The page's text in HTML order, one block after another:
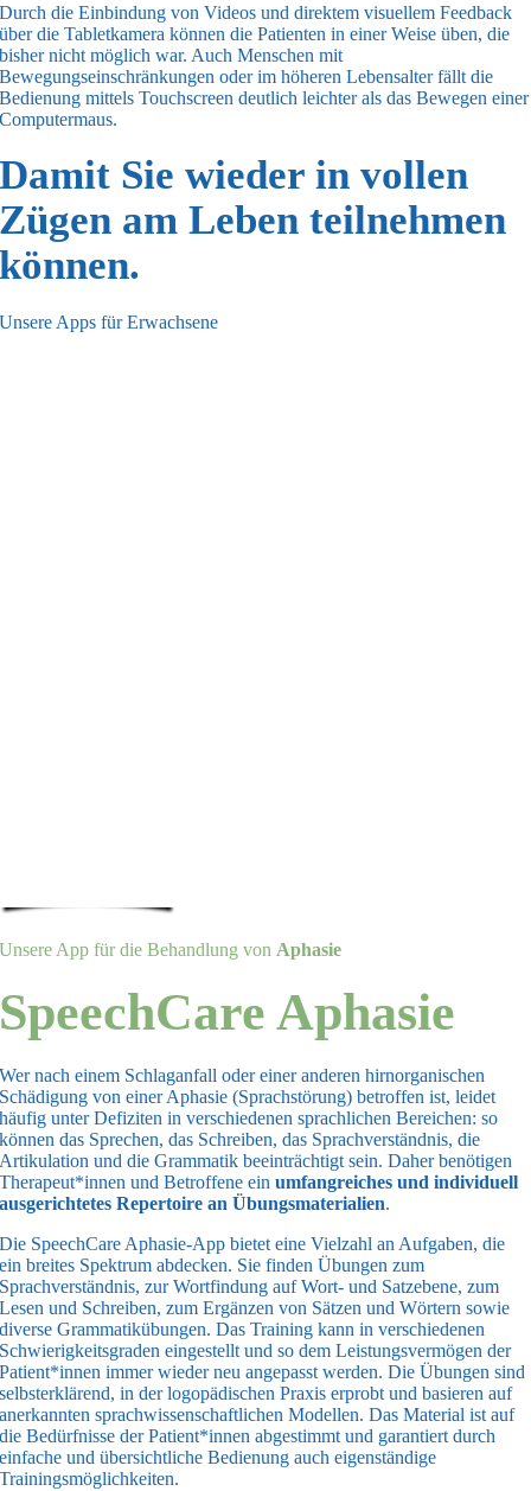
Durch die Einbindung von Videos und direktem visuellem Feedback
über die Tabletkamera können die Patienten in einer Weise üben, die
bisher nicht möglich war. Auch Menschen mit
Bewegungseinschränkungen oder im höheren Lebensalter fällt die
Bedienung mittels Touchscreen deutlich leichter als das Bewegen einer
Computermaus.
Damit Sie wieder in vollen
Zügen am Leben teilnehmen
können.
Unsere Apps für Erwachsene
Unsere App für die Behandlung von Aphasie
SpeechCare Aphasie
Wer nach einem Schlaganfall oder einer anderen hirnorganischen
Schädigung von einer Aphasie (Sprachstörung) betroffen ist, leidet
häufig unter Defiziten in verschiedenen sprachlichen Bereichen: so
können das Sprechen, das Schreiben, das Sprachverständnis, die
Artikulation und die Grammatik beeinträchtigt sein. Daher benötigen
Therapeut*innen und Betroffene einumfangreiches und individuell
ausgerichtetes Repertoire an Übungsmaterialien.
Die SpeechCare Aphasie-App bietet eine Vielzahl an Aufgaben, die
ein breites Spektrum abdecken. Sie finden Übungen zum
Sprachverständnis, zur Wortfindung auf Wort- und Satzebene, zum
Lesen und Schreiben, zum Ergänzen von Sätzen und Wörtern sowie
diverse Grammatikübungen. Das Training kann in verschiedenen
Schwierigkeitsgraden eingestellt und so dem Leistungsvermögen der
Patient*innen immer wieder neu angepasst werden. Die Übungen sind
selbsterklärend, in der logopädischen Praxis erprobt und basieren auf
anerkannten sprachwissenschaftlichen Modellen. Das Material ist auf
die Bedürfnisse der Patient*innen abgestimmt und garantiert durch
einfache und übersichtliche Bedienung auch eigenständige
Trainingsmöglichkeiten.